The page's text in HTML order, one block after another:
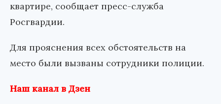
квартире, сообщает пресс-служба
Росгвардии.
Для прояснения всех обстоятельств на
место были вызваны сотрудники полиции.
Наш канал в Дзен